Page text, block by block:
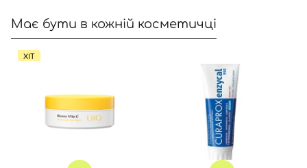
Має бути в кожній косметичці
ХІТ